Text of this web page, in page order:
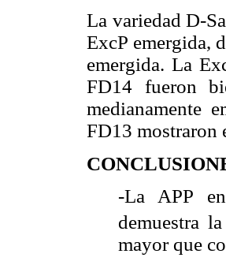
La variedad D-
ExcP emergida,
emergida. La
FD14 fueron
medianamente
FD13 mostraron
-La APP
demuestra
mayor que